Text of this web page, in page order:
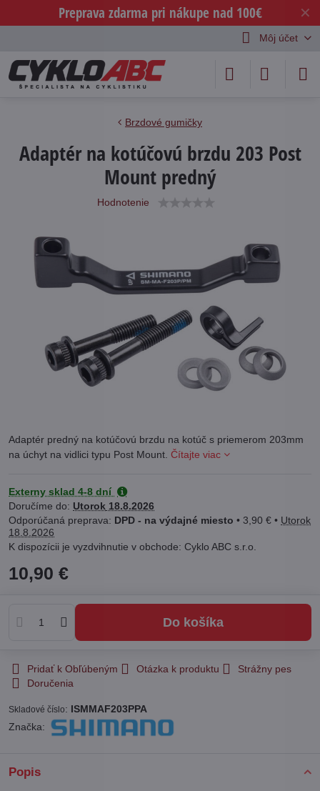
✕
Preprava zdarma pri nákupe nad 100€
Môj účet
Brzdové gumičky
Adaptér na kotúčovú brzdu 203 Post
Mount predný
Hodnotenie
Adaptér predný na kotúčovú brzdu na kotúč s priemerom 203mm
na úchyt na vidlici typu Post Mount. Čítajte viac
Externy sklad 4-8 dní
Doručíme do: Utorok 18.8.2026
DPD - na výdajné miesto • 3,90 € • Utorok
18.8.2026
Cyklo ABC s.r.o.
10,90 €
Do košíka
Pridať k Obľúbeným Otázka k produktu
Strážny pes
Doručenia
Skladové číslo: ISMMAF203PPA
Značka:
Popis